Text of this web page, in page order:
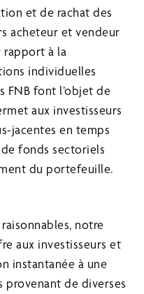
et de rachat des
acheteur et vendeur
rapport à la
individuelles
FNB font l’objet de
aux investisseurs
jacentes en temps
fonds sectoriels
du portefeuille.
notre
aux investisseurs et
instantanée à une
provenant de diverses